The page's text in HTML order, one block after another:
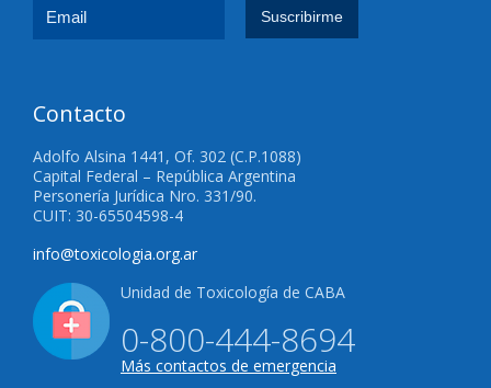
Contacto
Adolfo Alsina 1441, Of. 302 (C.P.1088)
Capital Federal – República Argentina
Personería Jurídica Nro. 331/90.
CUIT: 30-65504598-4
info@toxicologia.org.ar
Unidad de Toxicología de CABA
0-800-444-8694
Más contactos de emergencia